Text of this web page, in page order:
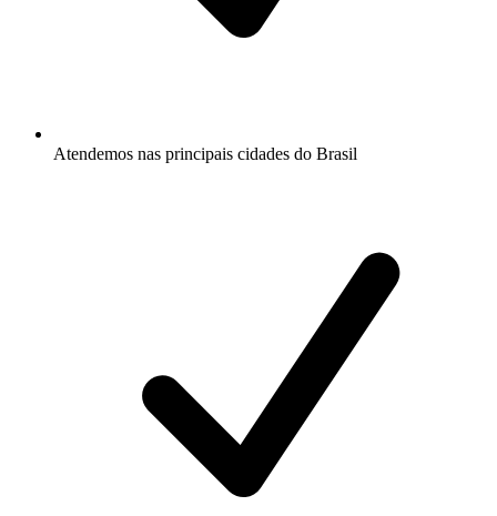
Atendemos nas principais cidades do Brasil